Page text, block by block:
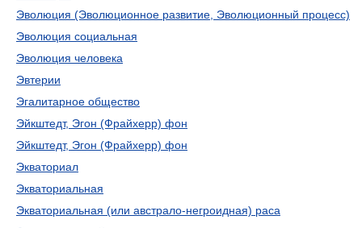
Эволюция (Эволюционное развитие, Эволюционный процесс)
Эволюция социальная
Эволюция человека
Эвтерии
Эгалитарное общество
Эйкштедт, Эгон (Фрайхерр) фон
Эйкштедт, Эгон (Фрайхерр) фон
Экваториал
Экваториальная
Экваториальная (или австрало-негроидная) раса